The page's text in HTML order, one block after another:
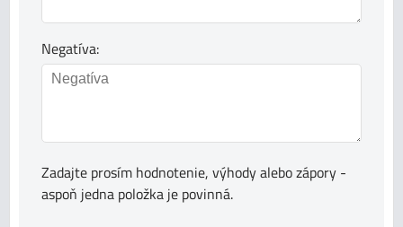
Negatíva:
Zadajte prosím hodnotenie, výhody alebo zápory -
aspoň jedna položka je povinná.